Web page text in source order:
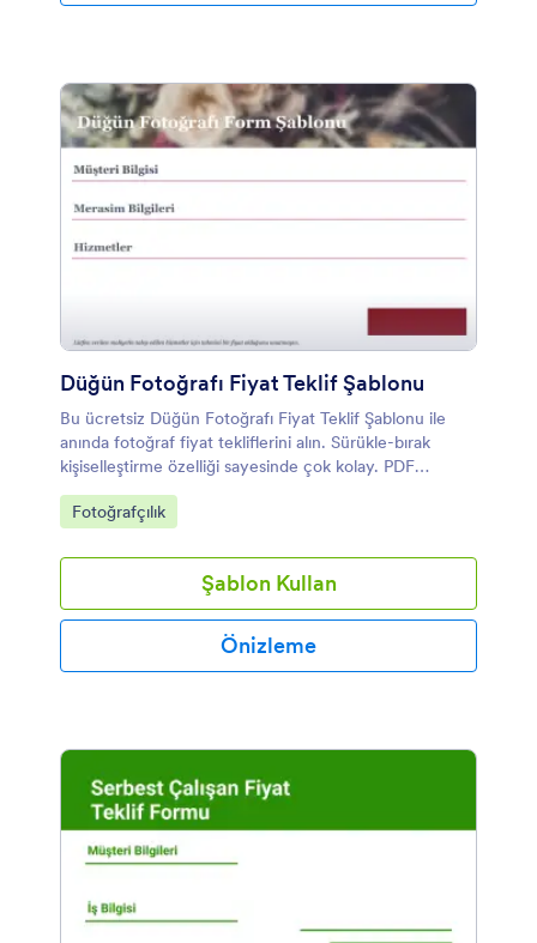
Düğün Fotoğrafı Fiyat Teklif Şablonu
Bu ücretsiz Düğün Fotoğrafı Fiyat Teklif Şablonu ile
anında fotoğraf fiyat tekliflerini alın. Sürükle-bırak
kişiselleştirme özelliği sayesinde çok kolay. PDF
belgelerini ister indirin ister yazdırın.
Kategoriye git:
Fotoğrafçılık
Şablon Kullan
Önizleme